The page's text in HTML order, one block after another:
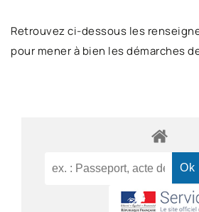
Retrouvez ci-dessous les
pour mener à bien les démarches